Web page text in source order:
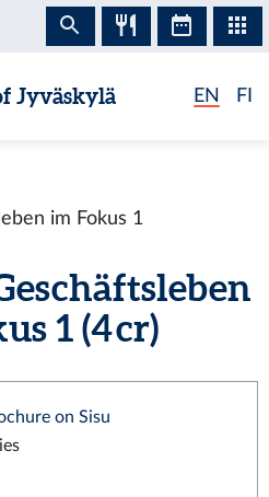
Jyväskylä EN FI
im Fokus 1
1 (4 cr)
on Sisu